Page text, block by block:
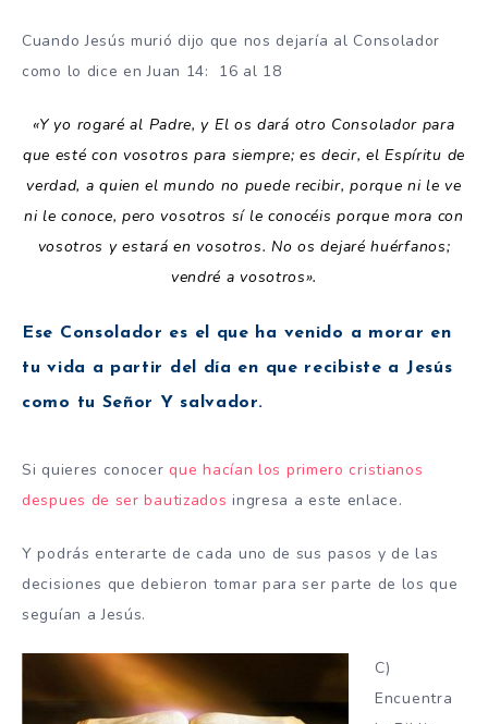
Cuando Jesús murió dijo que nos dejaría al Consolador
como lo dice en Juan 14: 16 al 18
«Y yo rogaré al Padre, y El os dará otro Consolador para
que esté con vosotros para siempre; es decir, el Espíritu de
verdad, a quien el mundo no puede recibir, porque ni le ve
ni le conoce, pero vosotros sí le conocéis porque mora con
vosotros y estará en vosotros. No os dejaré huérfanos;
vendré a vosotros».
Ese Consolador es el que ha venido a morar en
tu vida a partir del día en que recibiste a Jesús
como tu Señor Y salvador.
Si quieres conocerque hacían los primero cristianos
despues de ser bautizados ingresa a este enlace.
Y podrás enterarte de cada uno de sus pasos y de las
decisiones que debieron tomar para ser parte de los que
seguían a Jesús.
C)
Encuentra